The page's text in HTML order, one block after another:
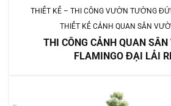
THIẾT KẾ – THI CÔNG VƯỜN TƯỜNG
THIẾT KẾ CẢNH QUAN SÂN
THI CÔNG CẢNH QUAN
FLAMINGO ĐẠI LẢI